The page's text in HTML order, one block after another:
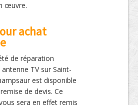
œuvre.
achat
de réparation
TV sur Saint-
est disponible
de devis. Ce
sera en effet remis